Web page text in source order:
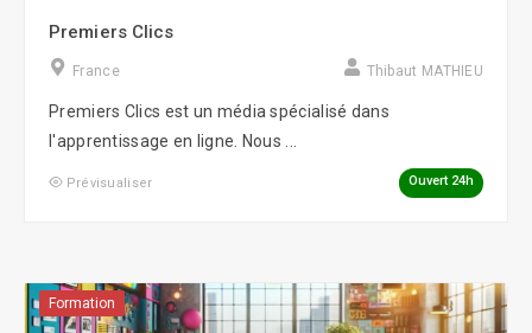
Premiers Clics
France Thibaut MATHIEU
Premiers Clics est un média spécialisé dans
l'apprentissage en ligne. Nous ...
Prévisualiser Ouvert 24h
Formation